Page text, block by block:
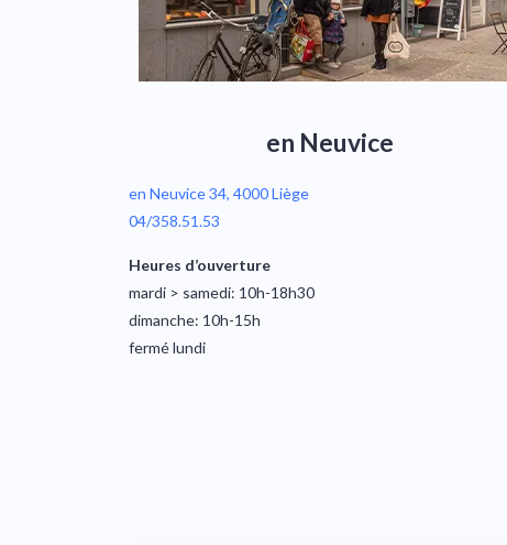
en Neuvice
en Neuvice 34, 4000 Liège
04/358.51.53
Heures d’ouverture
mardi > samedi: 10h-18h30
dimanche: 10h-15h
fermé lundi